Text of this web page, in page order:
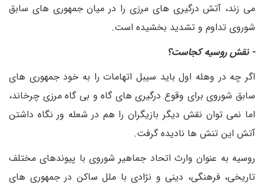
می زند، آتش درگیری های مرزی را در میان جمهوری های سابق
شوروی تداوم و تشدید بخشیده است.
- نقش روسیه کجاست؟
اگر چه در وهله اول باید سیبل اتهامات را به خود جمهوری های
سابق شوروی برای وقوع درگیری های گاه و بی گاه مرزی چرخاند،
اما نمی توان نقش دیگر بازیگران را هم در شعله ور نگاه داشتن
آتش این تنش ها نادیده گرفت.
روسیه به عنوان وارث اتحاد جماهیر شوروی با پیوندهای مختلف
تاریخی، فرهنگی، دینی و نژادی با ملل ساکن در جمهوری های